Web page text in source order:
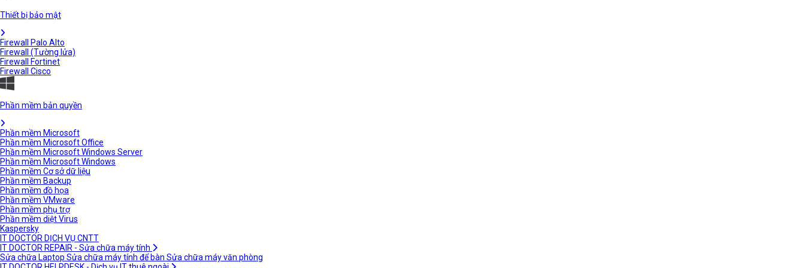
Thiết bị bảo mật
Firewall Palo Alto
Firewall (Tường lửa)
Firewall Fortinet
Firewall Cisco
Phần mềm bản quyền
Phần mềm Microsoft
Phần mềm Microsoft Office
Phần mềm Microsoft Windows Server
Phần mềm Microsoft Windows
Phần mềm Cơ sở dữ liệu
Phần mềm Backup
Phần mềm đồ họa
Phần mềm VMware
Phần mềm phụ trợ
Phần mềm diệt Virus
Kaspersky
IT DOCTOR DỊCH VỤ CNTT
IT DOCTOR REPAIR - Sửa chữa máy tính
Sửa chữa Laptop Sửa chữa máy tính để bàn Sửa chữa máy văn phòng